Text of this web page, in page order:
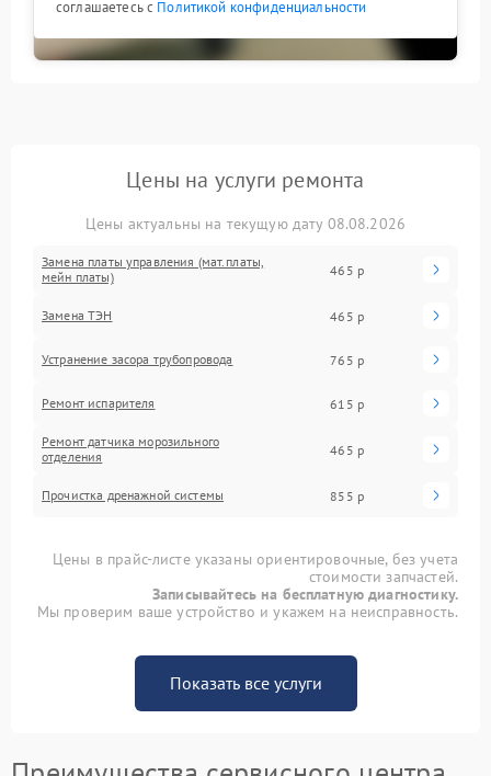
соглашаетесь с Политикой конфиденциальности
Цены на услуги ремонта
Цены актуальны на текущую дату 08.08.2026
Замена платы управления (мат.платы,
мейн платы)
465 р
Замена ТЭН 465 р
Устранение засора трубопровода 765 р
Ремонт испарителя 615 р
Ремонт датчика морозильного
отделения
465 р
Прочистка дренажной системы 855 р
Цены в прайс-листе указаны ориентировочные, без учета
стоимости запчастей.
Записывайтесь на бесплатную диагностику.
Мы проверим ваше устройство и укажем на неисправность.
Показать все услуги